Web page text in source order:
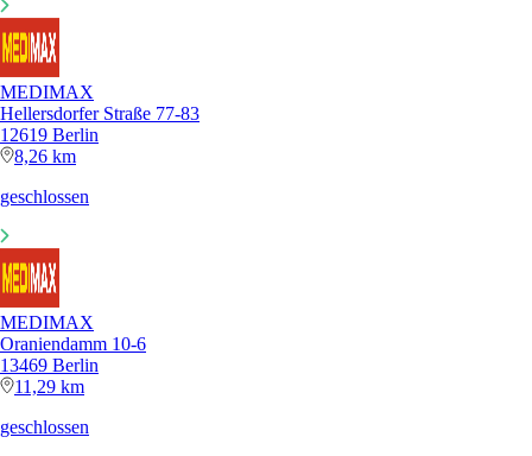
MEDIMAX
Hellersdorfer Straße 77-83
12619 Berlin
8,26 km
geschlossen
MEDIMAX
Oraniendamm 10-6
13469 Berlin
11,29 km
geschlossen